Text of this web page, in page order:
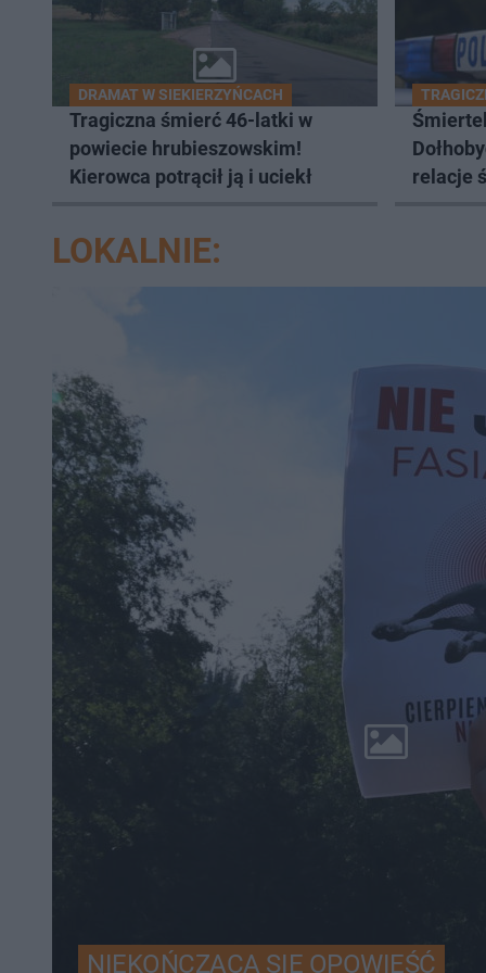
DRAMAT W SIEKIERZYŃCACH
Tragiczna śmierć 46-latki w
powiecie hrubieszowskim!
Kierowca potrącił ją i uciekł
relacje
LOKALNIE:
NIEKOŃCZĄCA SIĘ OPOWIEŚĆ